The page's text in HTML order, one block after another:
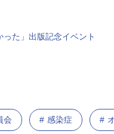
た」出版記念イベント
会 感染症